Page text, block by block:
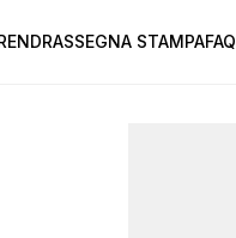
RASSEGNA STAMPAFAQ